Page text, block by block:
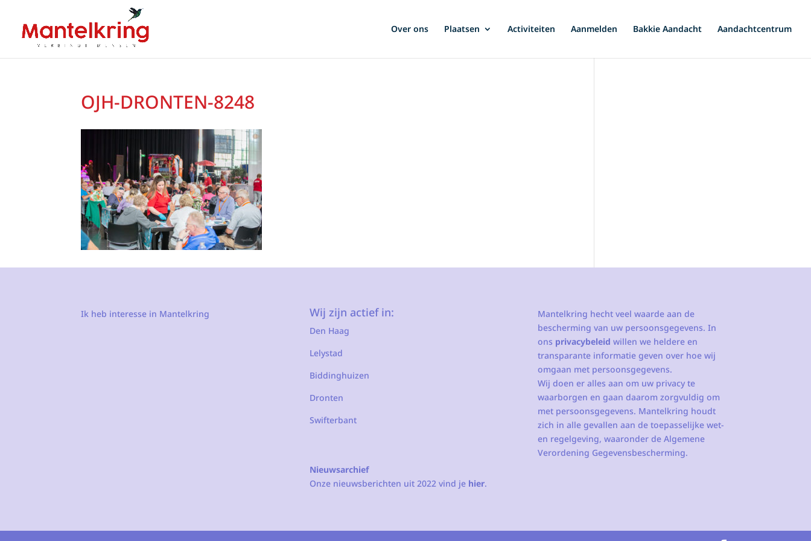
Over ons Plaatsen Activiteiten Aanmelden Bakkie Aandacht Aandachtcentrum
OJH-DRONTEN-8248
Ik heb interesse in Mantelkring Wij zijn actief in:
Den Haag
Lelystad
Biddinghuizen
Dronten
Swifterbant
Nieuwsarchief
Onze nieuwsberichten uit 2022 vind je hier.
Mantelkring hecht veel waarde aan de
bescherming van uw persoonsgegevens. In
ons privacybeleid willen we heldere en
transparante informatie geven over hoe wij
omgaan met persoonsgegevens.
Wij doen er alles aan om uw privacy te
waarborgen en gaan daarom zorgvuldig om
met persoonsgegevens. Mantelkring houdt
zich in alle gevallen aan de toepasselijke wet-
en regelgeving, waaronder de Algemene
Verordening Gegevensbescherming.